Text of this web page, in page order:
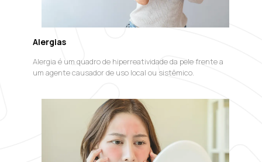
Alergias
Alergia é um quadro de hiperreatividade da pele frente a
um agente causador de uso local ou sistêmico.